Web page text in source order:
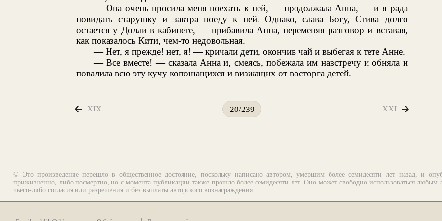
— Она очень просила меня поехать к ней, — продолжала Анна, — и я рада
повидать старушку и завтра поеду к ней. Однако, слава Богу, Стива долго
остается у Долли в кабинете, — прибавила Анна, переменяя разговор и вставая,
как показалось Кити, чем-то недовольная.
— Нет, я прежде! нет, я! — кричали дети, окончив чай и выбегая к тете Анне.
— Все вместе! — сказала Анна и, смеясь, побежала им навстречу и обняла и
повалила всю эту кучу копошащихся и визжащих от восторга детей.
XIX 20/239 XXI
© Это произведение перешло в общественное достояние, поскольку написано автором, умершим более семидесяти лет назад, и
прижизненно, либо посмертно, но с момента публикации также прошло более семидесяти лет. Оно может свободно использоваться любым
чьего-либо согласия или разрешения и без выплаты авторского вознаграждения.